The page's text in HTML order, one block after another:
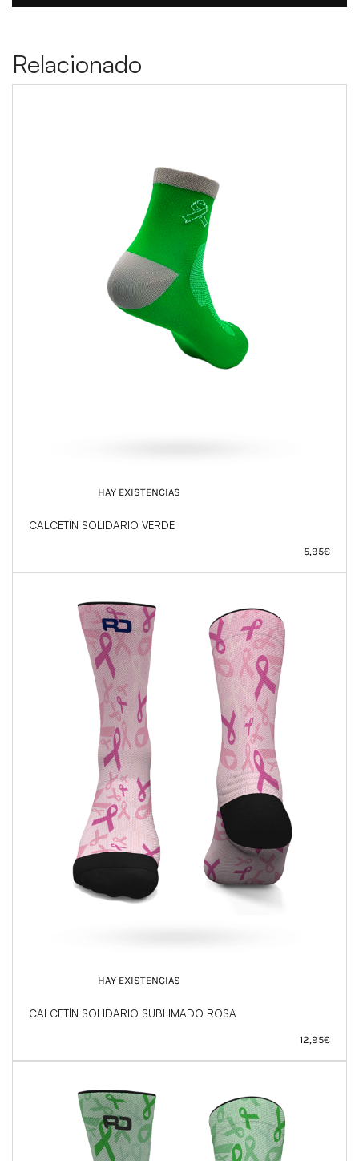
Relacionado
HAY EXISTENCIAS
CALCETÍN SOLIDARIO VERDE
5,95€
HAY EXISTENCIAS
CALCETÍN SOLIDARIO SUBLIMADO ROSA
12,95€